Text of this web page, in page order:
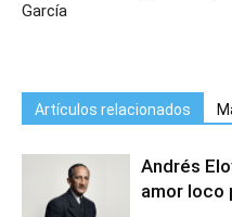
García
Artículos relacionados
Andrés
amor loco